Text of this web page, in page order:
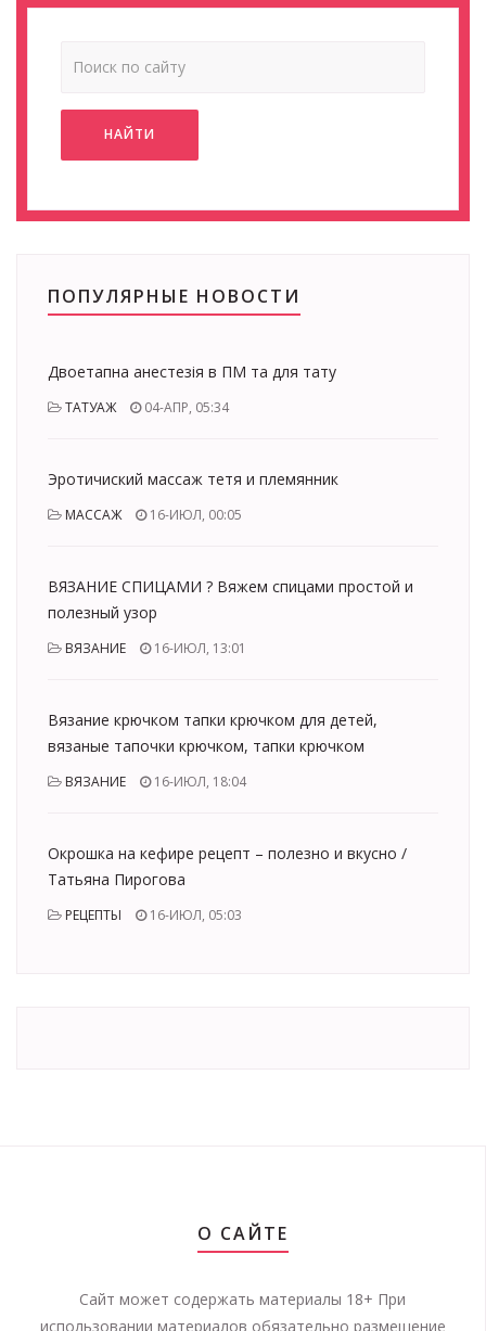
НАЙТИ
ПОПУЛЯРНЫЕ НОВОСТИ
Двоетапна анестезія в ПМ та для тату
ТАТУАЖ 04-АПР, 05:34
Эротичиский массаж тетя и племянник
МАССАЖ 16-ИЮЛ, 00:05
ВЯЗАНИЕ СПИЦАМИ ? Вяжем спицами простой и
полезный узор
ВЯЗАНИЕ 16-ИЮЛ, 13:01
Вязание крючком тапки крючком для детей,
вязаные тапочки крючком, тапки крючком
ВЯЗАНИЕ 16-ИЮЛ, 18:04
Окрошка на кефире рецепт – полезно и вкусно /
Татьяна Пирогова
РЕЦЕПТЫ 16-ИЮЛ, 05:03
О САЙТЕ
Сайт может содержать материалы 18+ При
использовании материалов обязательно размещение